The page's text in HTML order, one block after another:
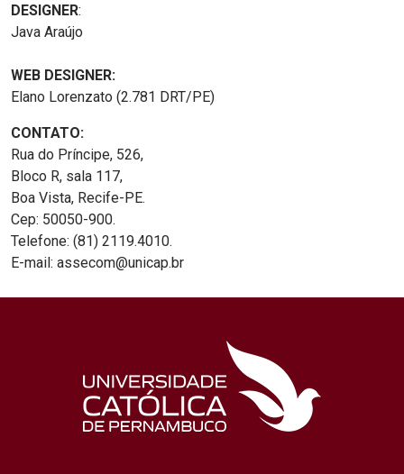
DESIGNER:
Java Araújo
WEB DESIGNER:
Elano Lorenzato (2.781 DRT/PE)
CONTATO:
Rua do Príncipe, 526,
Bloco R, sala 117,
Boa Vista, Recife-PE.
Cep: 50050-900.
Telefone: (81) 2119.4010.
E-mail: assecom@unicap.br